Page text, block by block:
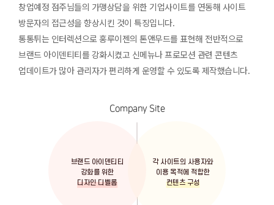
창업예정 점주님들의 가맹상담을 위한 기업사이트를 연동해 사이트
방문자의 접근성을 향상시킨 것이 특징입니다.
통통튀는 인터렉션으로 홍루이젠의 톤앤무드를 표현해 전반적으로
브랜드 아이덴티티를 강화시켰고 신메뉴나 프로모션 관련 콘텐츠
업데이트가 많아 관리자가 편리하게 운영할 수 있도록 제작했습니다.
Company Site
브랜드 아이덴티티
강화를 위한
디자인 디벨롭
각 사이트의 사용자와
이용 목적에 적합한
컨텐츠 구성